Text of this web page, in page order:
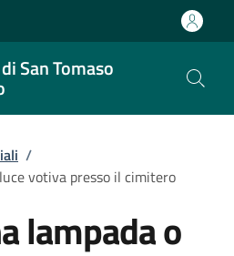
San Tomaso
/
votiva presso il cimitero
lampada o